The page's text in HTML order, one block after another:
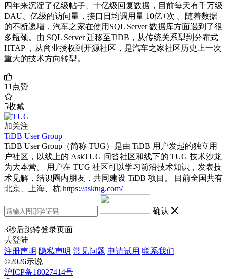
四年来沉淀了亿级帖子、十亿级回复数据，目前每天有千万级
DAU、亿级的访问量，接口日均调用量 10亿+次 。随着数据
的不断递增，汽车之家在使用SQL Server 数据库方面遇到了很
多瓶颈。由 SQL Server 迁移至TiDB，从传统关系型到分布式
HTAP ，从商业授权到开源社区，是汽车之家社区历史上一次
重大的技术方向转型。
11点赞
5收藏
加关注
TiDB User Group
TiDB User Group（简称 TUG）是由 TiDB 用户发起的独立用
户社区，以线上的 AskTUG 问答社区和线下的 TUG 技术沙龙
为大本营。 用户在 TUG 社区可以学习前沿技术知识，发表技
术见解，结识圈内朋友，共同建设 TiDB 项目。 目前全国共有
北京、上海、杭 https://asktug.com/
确认
3秒后跳转登录页面
去登陆
注册声明 隐私声明 常见问题 申请试用 联系我们
©2026示说
沪ICP备18027414号